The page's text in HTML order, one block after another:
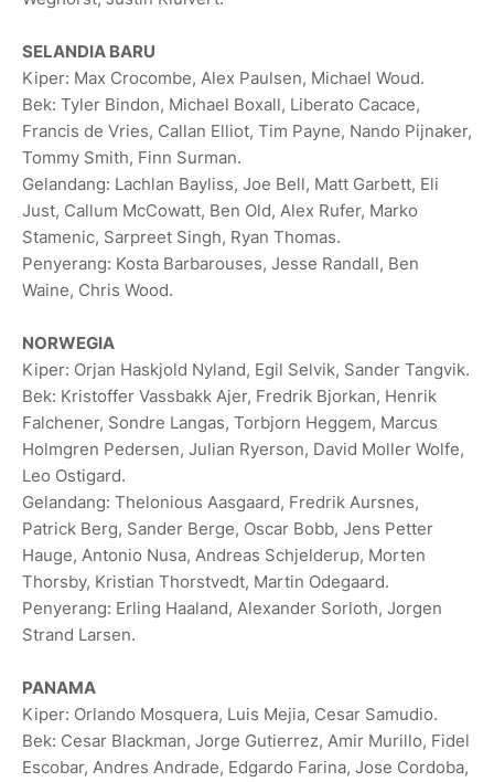
SELANDIA BARU
Kiper: Max Crocombe, Alex Paulsen, Michael Woud.
Bek: Tyler Bindon, Michael Boxall, Liberato Cacace,
Francis de Vries, Callan Elliot, Tim Payne, Nando Pijnaker,
Tommy Smith, Finn Surman.
Gelandang: Lachlan Bayliss, Joe Bell, Matt Garbett, Eli
Just, Callum McCowatt, Ben Old, Alex Rufer, Marko
Stamenic, Sarpreet Singh, Ryan Thomas.
Penyerang: Kosta Barbarouses, Jesse Randall, Ben
Waine, Chris Wood.
NORWEGIA
Kiper: Orjan Haskjold Nyland, Egil Selvik, Sander Tangvik.
Bek: Kristoffer Vassbakk Ajer, Fredrik Bjorkan, Henrik
Falchener, Sondre Langas, Torbjorn Heggem, Marcus
Holmgren Pedersen, Julian Ryerson, David Moller Wolfe,
Leo Ostigard.
Gelandang: Thelonious Aasgaard, Fredrik Aursnes,
Patrick Berg, Sander Berge, Oscar Bobb, Jens Petter
Hauge, Antonio Nusa, Andreas Schjelderup, Morten
Thorsby, Kristian Thorstvedt, Martin Odegaard.
Penyerang: Erling Haaland, Alexander Sorloth, Jorgen
Strand Larsen.
PANAMA
Kiper: Orlando Mosquera, Luis Mejia, ‌Cesar Samudio.
Bek: Cesar Blackman, Jorge Gutierrez, Amir Murillo, Fidel
Escobar, Andres Andrade, Edgardo Farina, Jose Cordoba,